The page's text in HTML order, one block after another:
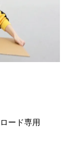
ード専用